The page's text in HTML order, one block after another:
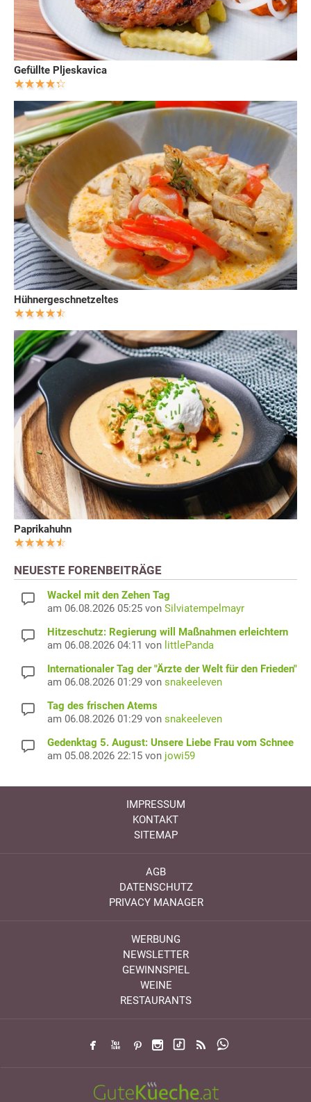
Gefüllte Pljeskavica
Hühnergeschnetzeltes
Paprikahuhn
NEUESTE FORENBEITRÄGE
Wackel mit den Zehen Tag
am 06.08.2026 05:25 von Silviatempelmayr
Hitzeschutz: Regierung will Maßnahmen erleichtern
am 06.08.2026 04:11 von littlePanda
Internationaler Tag der "Ärzte der Welt für den Frieden"
am 06.08.2026 01:29 von snakeeleven
Tag des frischen Atems
am 06.08.2026 01:29 von snakeeleven
Gedenktag 5. August: Unsere Liebe Frau vom Schnee
am 05.08.2026 22:15 von jowi59
IMPRESSUM
KONTAKT
SITEMAP
AGB
DATENSCHUTZ
PRIVACY MANAGER
WERBUNG
NEWSLETTER
GEWINNSPIEL
WEINE
RESTAURANTS